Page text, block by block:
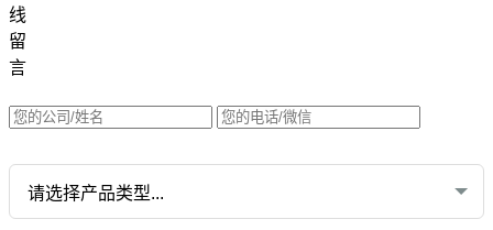
线
留
言